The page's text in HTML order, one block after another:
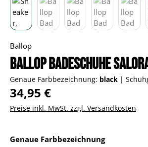
Ballop
Ballop Badeschuhe
Genaue Farbbezeichnung: black |
Regulärer Preis:
34,95 €
Preise inkl. MwSt. zzgl. Versandkosten
Genaue Farbbezeichnungauswählen